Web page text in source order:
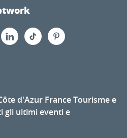
d'Azur France Tourisme e
gli ultimi eventi e